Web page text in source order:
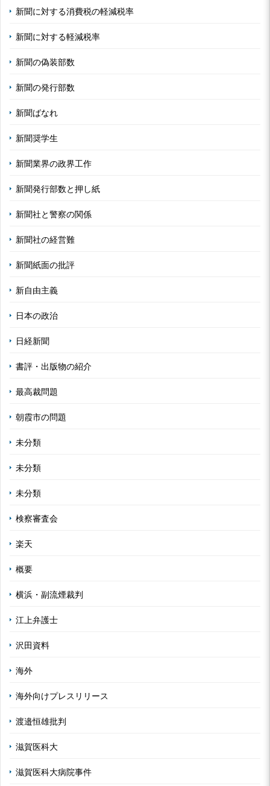
新聞に対する消費税の軽減税率
新聞に対する軽減税率
新聞の偽装部数
新聞の発行部数
新聞ばなれ
新聞奨学生
新聞業界の政界工作
新聞発行部数と押し紙
新聞社と警察の関係
新聞社の経営難
新聞紙面の批評
新自由主義
日本の政治
日経新聞
書評・出版物の紹介
最高裁問題
朝霞市の問題
未分類
未分類
未分類
検察審査会
楽天
概要
横浜・副流煙裁判
江上弁護士
沢田資料
海外
海外向けプレスリリース
渡邉恒雄批判
滋賀医科大
滋賀医科大病院事件